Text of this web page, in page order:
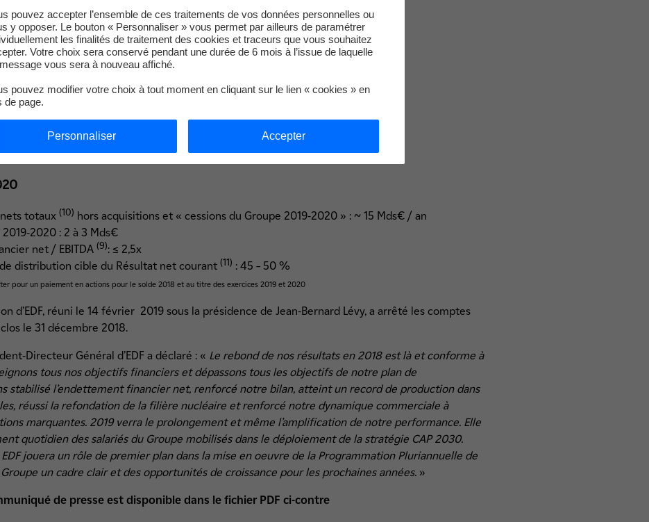
construction du barrage de Sinop au Brésil (400 MW)
de barrage de Nachtigal au Cameroun (420 MW)
Off-Grid en Afrique : Ghana, Togo, Kenya
16,0 Mds€
opérationnelles(7)
et Linky : >0
totaux (10) hors acquisitions et « cessions du Groupe 2019-2020 » : ~ 15 Mds€ / an
2019-2020 : 2 à 3 Mds€
net / EBITDA (9): ≤ 2,5x
de distribution cible du Résultat net courant (11) : 45 – 50 %
pour un paiement en actions pour le solde 2018 et au titre des exercices 2019 et 2020
d’EDF, réuni le 14 février 2019 sous la présidence de Jean-Bernard Lévy, a arrêté les comptes
le 31 décembre 2018.
Directeur Général d’EDF a déclaré : « Le rebond de nos résultats en 2018 est là et conforme à
tous nos objectifs financiers et dépassons tous les objectifs de notre plan de
stabilisé l’endettement financier net, renforcé notre bilan, atteint un record de production dans
réussi la refondation de la filière nucléaire et renforcé notre dynamique commerciale à
marquantes. 2019 verra le prolongement et même l’amplification de notre performance. Elle
quotidien des salariés du Groupe mobilisés dans le déploiement de la stratégie CAP 2030.
jouera un rôle de premier plan dans la mise en oeuvre de la Programmation Pluriannuelle de
un cadre clair et des opportunités de croissance pour les prochaines années.»
de presse est disponible dans le fichier PDF ci-contre
pouvez accepter l’ensemble de ces traitements de vos données personnelles ou
y opposer. Le bouton « Personnaliser » vous permet par ailleurs de paramétrer
les finalités de traitement des cookies et traceurs que vous souhaitez
Votre choix sera conservé pendant une durée de 6 mois à l’issue de laquelle
vous sera à nouveau affiché.
pouvez modifier votre choix à tout moment en cliquant sur le lien « cookies » en
de page.
Personnaliser Accepter